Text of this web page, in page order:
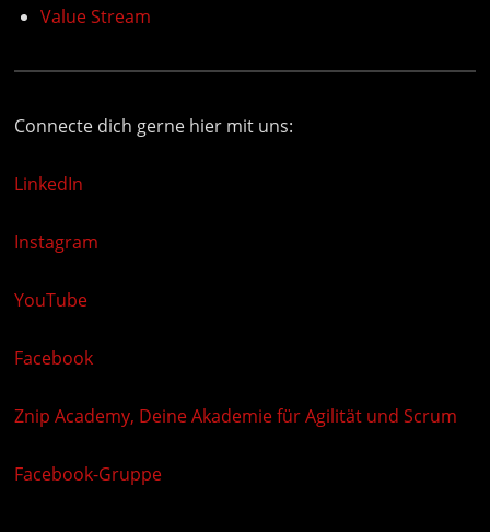
Value Stream
Connecte dich gerne hier mit uns:
LinkedIn
Instagram
YouTube
Facebook
Znip Academy, Deine Akademie für Agilität und Scrum
Facebook-Gruppe